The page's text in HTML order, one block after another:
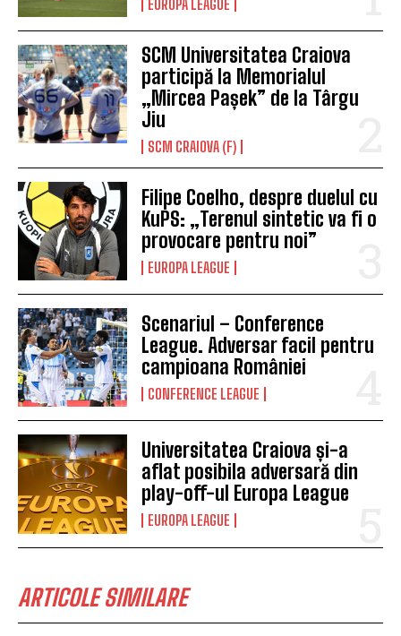
EUROPA LEAGUE
SCM Universitatea Craiova
participă la Memorialul
„Mircea Pașek” de la Târgu
Jiu
SCM CRAIOVA (F)
Filipe Coelho, despre duelul cu
KuPS: „Terenul sintetic va fi o
provocare pentru noi”
EUROPA LEAGUE
Scenariul – Conference
League. Adversar facil pentru
campioana României
CONFERENCE LEAGUE
Universitatea Craiova și-a
aflat posibila adversară din
play-off-ul Europa League
EUROPA LEAGUE
ARTICOLE SIMILARE